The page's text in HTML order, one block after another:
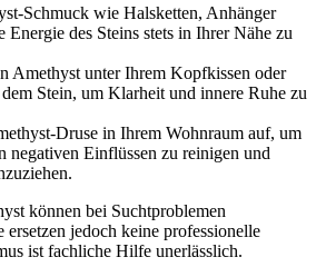
Schmuck wie Halsketten, Anhänger
Energie des Steins stets in Ihrer Nähe zu
Amethyst unter Ihrem Kopfkissen oder
Stein, um Klarheit und innere Ruhe zu
Druse in Ihrem Wohnraum auf, um
negativen Einflüssen zu reinigen und
können bei Suchtproblemen
jedoch keine professionelle
ist fachliche Hilfe unerlässlich.